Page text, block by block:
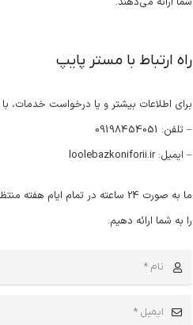
راه ارتباط با مستر پایپ
برای اطلاعات بیشتر و یا درخواست خدمات،
– تلفن: 09198454051
– ایمیل: loolebazkoniforii.ir
ما به صورت 24 ساعته در تمام
را به شما ارائه دهیم.